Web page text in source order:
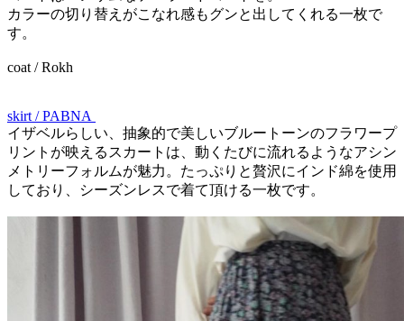
カラーの切り替えがこなれ感もグンと出してくれる一枚で
す。
coat / Rokh
skirt / PABNA
イザベルらしい、抽象的で美しいブルートーンのフラワープ
リントが映えるスカートは、動くたびに流れるようなアシン
メトリーフォルムが魅力。たっぷりと贅沢にインド綿を使用
しており、シーズンレスで着て頂ける一枚です。